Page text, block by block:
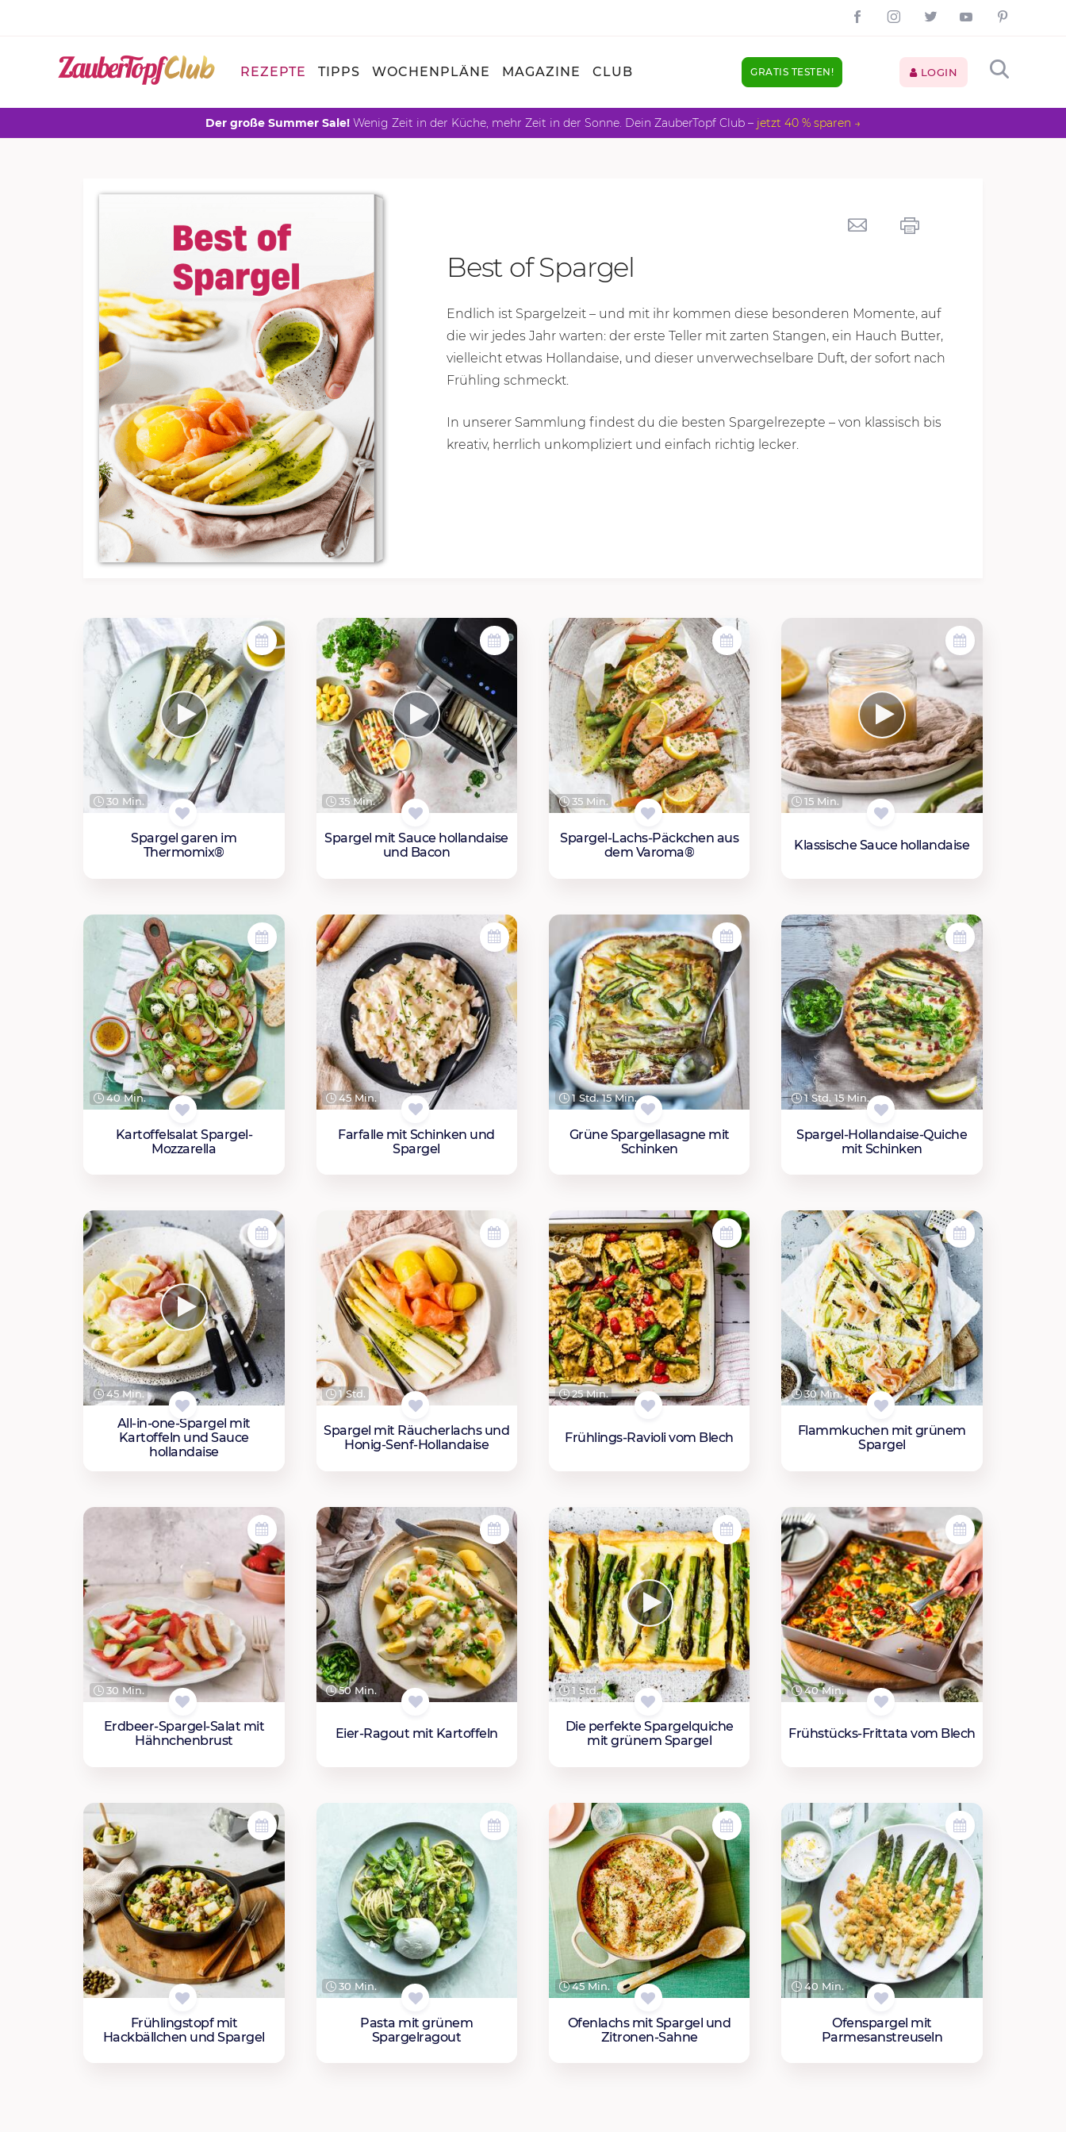
REZEPTE TIPPS WOCHENPLÄNE MAGAZINE CLUB GRATIS TESTEN! LOGIN
Der große Summer Sale! Wenig Zeit in der Küche, mehr Zeit in der Sonne. Dein ZauberTopf Club – jetzt 40 % sparen →
Best of Spargel
Endlich ist Spargelzeit – und mit ihr kommen diese besonderen Momente, auf
die wir jedes Jahr warten: der erste Teller mit zarten Stangen, ein Hauch Butter,
vielleicht etwas Hollandaise, und dieser unverwechselbare Duft, der sofort nach
Frühling schmeckt.
In unserer Sammlung findest du die besten Spargelrezepte – von klassisch bis
kreativ, herrlich unkompliziert und einfach richtig lecker.
30 Min.
Spargel garen im
Thermomix®
35 Min.
Spargel mit Sauce hollandaise
und Bacon
35 Min.
Spargel-Lachs-Päckchen aus
dem Varoma®
15 Min.
Klassische Sauce hollandaise
40 Min.
Kartoffelsalat Spargel-
Mozzarella
45 Min.
Farfalle mit Schinken und
Spargel
1 Std. 15 Min.
Grüne Spargellasagne mit
Schinken
1 Std. 15 Min.
Spargel-Hollandaise-Quiche
mit Schinken
45 Min.
All-in-one-Spargel mit
Kartoffeln und Sauce
hollandaise
1 Std.
Spargel mit Räucherlachs und
Honig-Senf-Hollandaise
25 Min.
Frühlings-Ravioli vom Blech
30 Min.
Flammkuchen mit grünem
Spargel
30 Min.
Erdbeer-Spargel-Salat mit
Hähnchenbrust
50 Min.
Eier-Ragout mit Kartoffeln
1 Std.
Die perfekte Spargelquiche
mit grünem Spargel
40 Min.
Frühstücks-Frittata vom Blech
Frühlingstopf mit
Hackbällchen und Spargel
30 Min.
Pasta mit grünem
Spargelragout
45 Min.
Ofenlachs mit Spargel und
Zitronen-Sahne
40 Min.
Ofenspargel mit
Parmesanstreuseln